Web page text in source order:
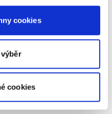
cookies
cookies